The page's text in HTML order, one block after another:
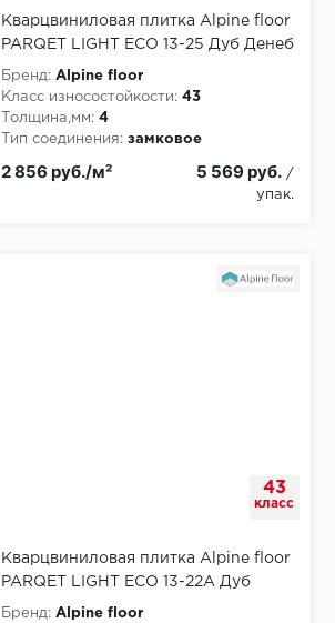
Кварцвиниловая плитка Alpine floor
PARQET LIGHT ЕСО 13-25 Дуб Денеб
Бренд: Alpine floor
Класс износостойкости: 43
Толщина,мм: 4
Тип соединения: замковое
2 856 руб./м² 5 569 руб. /
упак.
43
класс
Кварцвиниловая плитка Alpine floor
PARQET LIGHT ECO 13-22A Дуб
Альферац
Бренд: Alpine floor